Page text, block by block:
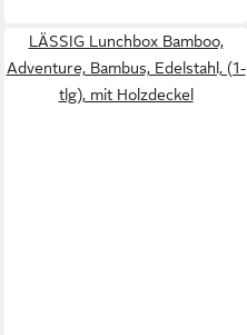
LÄSSIG Lunchbox Bamboo,
Adventure, Bambus, Edelstahl, (1-
tlg), mit Holzdeckel